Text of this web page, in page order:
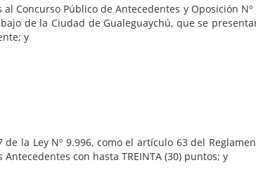
Público de Antecedentes y Oposición Nº 151
de la Ciudad de Gualeguaychú, que se
y
9.996, como el artículo 63 del Reglamento
con hasta TREINTA (30) puntos; y